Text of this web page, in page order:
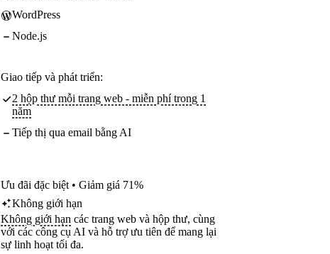
WordPress
Node.js
Giao tiếp và phát triển:
2 hộp thư mỗi trang web - miễn phí trong 1
năm
Tiếp thị qua email bằng AI
Ưu đãi đặc biệt • Giảm giá 71%
Không giới hạn
Không giới hạn các trang web và hộp thư, cùng
với các công cụ AI và hỗ trợ ưu tiên để mang lại
sự linh hoạt tối đa.